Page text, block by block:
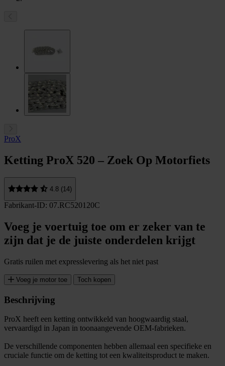
ProX
Ketting ProX 520 – Zoek Op Motorfiets
4.8 (14)
Fabrikant-ID: 07.RC520120C
Voeg je voertuig toe om er zeker van te
zijn dat je de juiste onderdelen krijgt
Gratis ruilen met expresslevering als het niet past
Voeg je motor toe Toch kopen
Beschrijving
ProX heeft een ketting ontwikkeld van hoogwaardig staal,
vervaardigd in Japan in toonaangevende OEM-fabrieken.
De verschillende componenten hebben allemaal een specifieke en
cruciale functie om de ketting tot een kwaliteitsproduct te maken.